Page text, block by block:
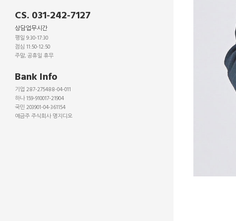
CS. 031-242-7127
상담업무시간
평일 9:30-17:30
점심 11:50-12:50
주말, 공휴일 휴무
Bank Info
기업 287-275488-04-011
하나 159-910017-21904
국민 203901-04-361154
예금주 주식회사 명지디오